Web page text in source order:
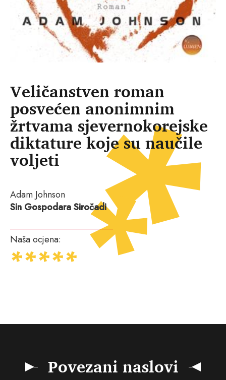
Veličanstven roman
posvećen anonimnim
žrtvama sjevernokorejske
diktature koje su naučile
voljeti
Adam Johnson
Sin Gospodara Siročadi
Naša ocjena:
Povezani naslovi